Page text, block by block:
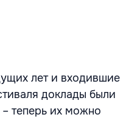
лет и входившие
доклады были
теперь их можно